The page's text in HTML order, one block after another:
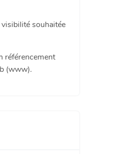
visibilité souhaitée
référencement
(www).